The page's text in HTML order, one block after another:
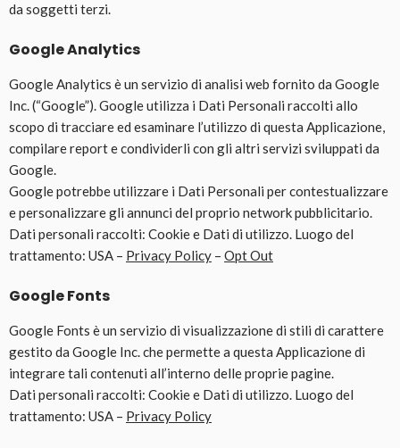
da soggetti terzi.
Google Analytics
Google Analytics è un servizio di analisi web fornito da Google
Inc. (“Google”). Google utilizza i Dati Personali raccolti allo
scopo di tracciare ed esaminare l’utilizzo di questa Applicazione,
compilare report e condividerli con gli altri servizi sviluppati da
Google.
Google potrebbe utilizzare i Dati Personali per contestualizzare
e personalizzare gli annunci del proprio network pubblicitario.
Dati personali raccolti: Cookie e Dati di utilizzo. Luogo del
trattamento: USA – Privacy Policy – Opt Out
Google Fonts
Google Fonts è un servizio di visualizzazione di stili di carattere
gestito da Google Inc. che permette a questa Applicazione di
integrare tali contenuti all’interno delle proprie pagine.
Dati personali raccolti: Cookie e Dati di utilizzo. Luogo del
trattamento: USA – Privacy Policy